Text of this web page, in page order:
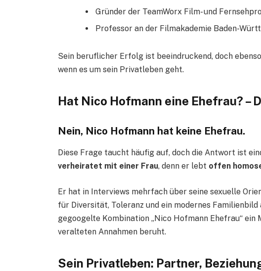
Gründer der TeamWorx Film- und
Professor an der Filmakademie Baden-
Sein beruflicher Erfolg ist beeindruckend, doch
wenn es um sein Privatleben geht.
Hat Nico Hofmann eine Ehefrau? –
Nein, Nico Hofmann hat keine Ehefrau.
Diese Frage taucht häufig auf, doch die Antwort ist
verheiratet mit einer Frau, denn er lebt offen
Er hat in Interviews mehrfach über seine sexuelle
für Diversität, Toleranz und ein modernes
gegoogelte Kombination „Nico Hofmann Ehefrau“ ein
veralteten Annahmen beruht.
Sein Privatleben: Partner,